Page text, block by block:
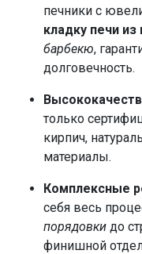
печники с
кладку печи
барбекю,
долговечность.
только
кирпич,
материалы.
Комплексные
себя весь
порядовки до
финишной